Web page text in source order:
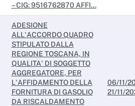
– CIG: 9516762870 AFFI...
ADESIONE
ALL'ACCORDO QUADRO
STIPULATO DALLA
REGIONE TOSCANA, IN
QUALITA' DI SOGGETTO
AGGREGATORE, PER
L'AFFIDAMENTO DELLA
FORNITURA DI GASOLIO
DA RISCALDAMENTO
06/11/
21/11/